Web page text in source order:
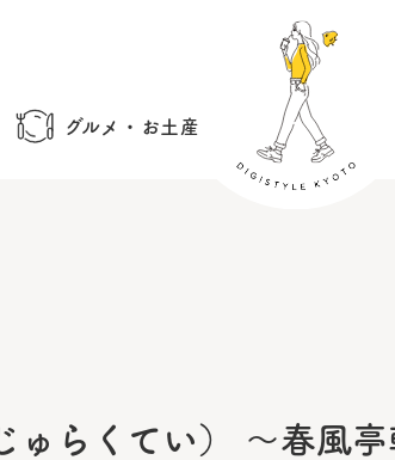
グルメ・お土産
ゅらくてい） 〜春風